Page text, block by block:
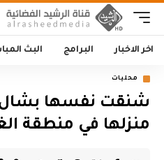
اخر الاخبار البرامج البث
محليات
شنقت نفسها بشال..
منزلها في منطقة